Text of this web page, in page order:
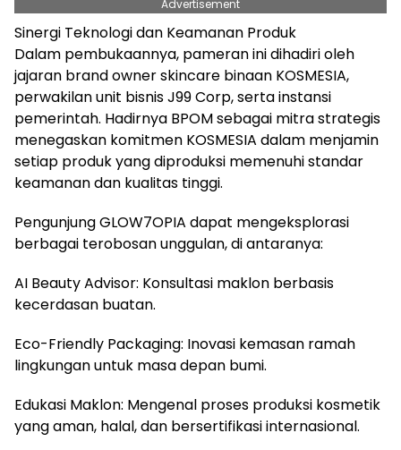
Advertisement
Sinergi Teknologi dan Keamanan Produk
Dalam pembukaannya, pameran ini dihadiri oleh
jajaran brand owner skincare binaan KOSMESIA,
perwakilan unit bisnis J99 Corp, serta instansi
pemerintah. Hadirnya BPOM sebagai mitra strategis
menegaskan komitmen KOSMESIA dalam menjamin
setiap produk yang diproduksi memenuhi standar
keamanan dan kualitas tinggi.
Pengunjung GLOW7OPIA dapat mengeksplorasi
berbagai terobosan unggulan, di antaranya:
AI Beauty Advisor: Konsultasi maklon berbasis
kecerdasan buatan.
Eco-Friendly Packaging: Inovasi kemasan ramah
lingkungan untuk masa depan bumi.
Edukasi Maklon: Mengenal proses produksi kosmetik
yang aman, halal, dan bersertifikasi internasional.